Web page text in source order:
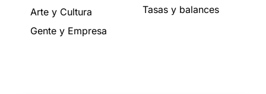
Arte y Cultura
Gente y Empresa
Tasas y balances